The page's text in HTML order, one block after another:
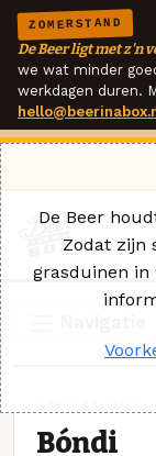
ZOMERSTAND
De Beer ligt met z'n
we wat minder
werkdagen duren.
Bóndi
De Beer
Zodat zijn
grasduinen in